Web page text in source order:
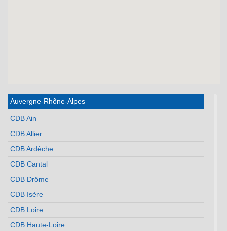
Auvergne-Rhône-Alpes
CDB Ain
CDB Allier
CDB Ardèche
CDB Cantal
CDB Drôme
CDB Isère
CDB Loire
CDB Haute-Loire